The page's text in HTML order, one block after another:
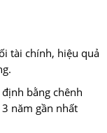
tài chính, hiệu quả
bằng chênh
năm gần nhất